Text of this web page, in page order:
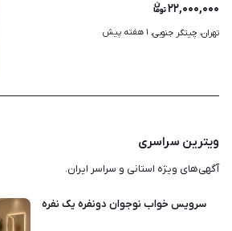
۲۲,۰۰۰,۰۰۰
تهران، چیتگر جنوبی، ۱ هفته پیش
ویترین سراسری
آگهی‌های ویژه استانی و سراسر ایران.
سرویس خواب نوجوان دونفره یک نفره 2نفره 1نفره واندرلند